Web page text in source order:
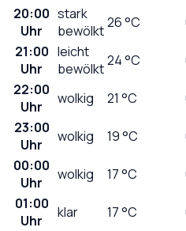
20:00
Uhr
stark
bewölkt26°C
21:00
Uhr
leicht
bewölkt24°C
22:00
Uhr
wolkig 21 °C
23:00
Uhr
wolkig 19°C
00:00
Uhr
wolkig 17°C
01:00
Uhr
klar 17°C